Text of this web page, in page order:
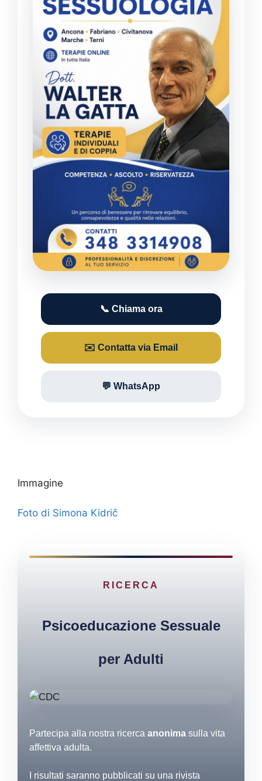
📞 Chiama ora
✉️ Contatta via Email
💬 WhatsApp
Immagine
Foto di Simona Kidrič
RICERCA
Psicoeducazione Sessuale
per Adulti
Partecipa alla nostra ricerca anonima sulla vita
affettiva adulta.
I risultati saranno pubblicati su una rivista